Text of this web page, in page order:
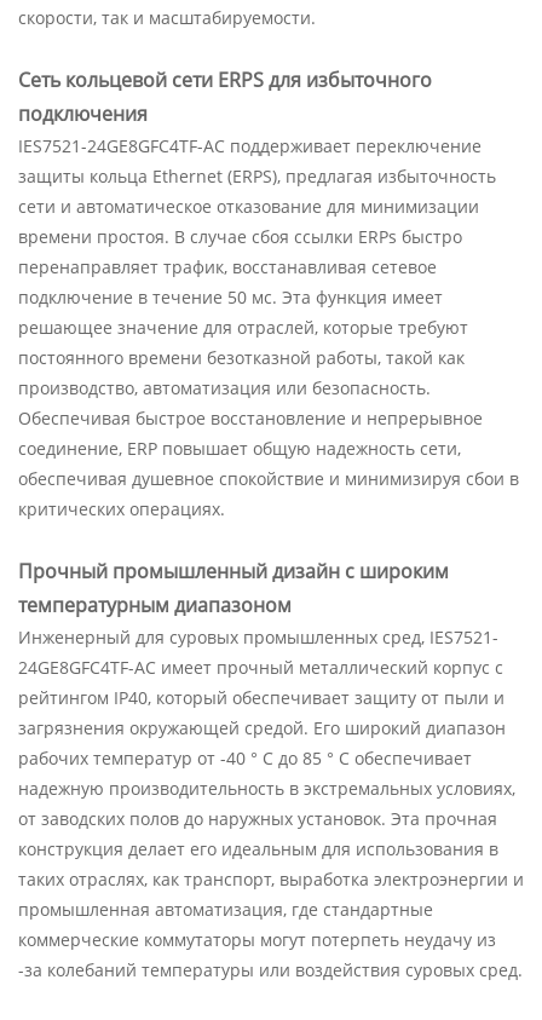
скорости, так и масштабируемости.
Сеть кольцевой сети ERPS для избыточного
подключения
IES7521-24GE8GFC4TF-AC поддерживает переключение
защиты кольца Ethernet (ERPS), предлагая избыточность
сети и автоматическое отказование для минимизации
времени простоя. В случае сбоя ссылки ERPs быстро
перенаправляет трафик, восстанавливая сетевое
подключение в течение 50 мс. Эта функция имеет
решающее значение для отраслей, которые требуют
постоянного времени безотказной работы, такой как
производство, автоматизация или безопасность.
Обеспечивая быстрое восстановление и непрерывное
соединение, ERP повышает общую надежность сети,
обеспечивая душевное спокойствие и минимизируя сбои в
критических операциях.
Прочный промышленный дизайн с широким
температурным диапазоном
Инженерный для суровых промышленных сред, IES7521-
24GE8GFC4TF-AC имеет прочный металлический корпус с
рейтингом IP40, который обеспечивает защиту от пыли и
загрязнения окружающей средой. Его широкий диапазон
рабочих температур от -40 ° C до 85 ° C обеспечивает
надежную производительность в экстремальных условиях,
от заводских полов до наружных установок. Эта прочная
конструкция делает его идеальным для использования в
таких отраслях, как транспорт, выработка электроэнергии и
промышленная автоматизация, где стандартные
коммерческие коммутаторы могут потерпеть неудачу из
-за колебаний температуры или воздействия суровых сред.